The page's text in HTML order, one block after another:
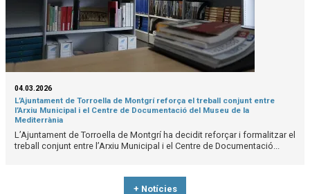
04.03.2026
L’Ajuntament de Torroella de Montgrí reforça el treball conjunt entre
l’Arxiu Municipal i el Centre de Documentació del Museu de la
Mediterrània
L’Ajuntament de Torroella de Montgrí ha decidit reforçar i formalitzar el
treball conjunt entre l’Arxiu Municipal i el Centre de Documentació...
+ Notícies